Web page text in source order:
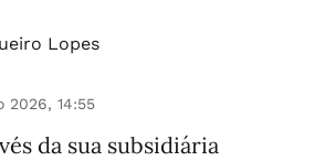
Lopes
2026, 14:55
da sua subsidiária